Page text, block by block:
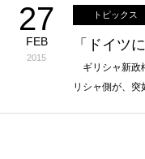
27
FEB
2015
トピックス
「ドイツ
ギリシャ新政
リシャ側が、
取材や出演の依頼